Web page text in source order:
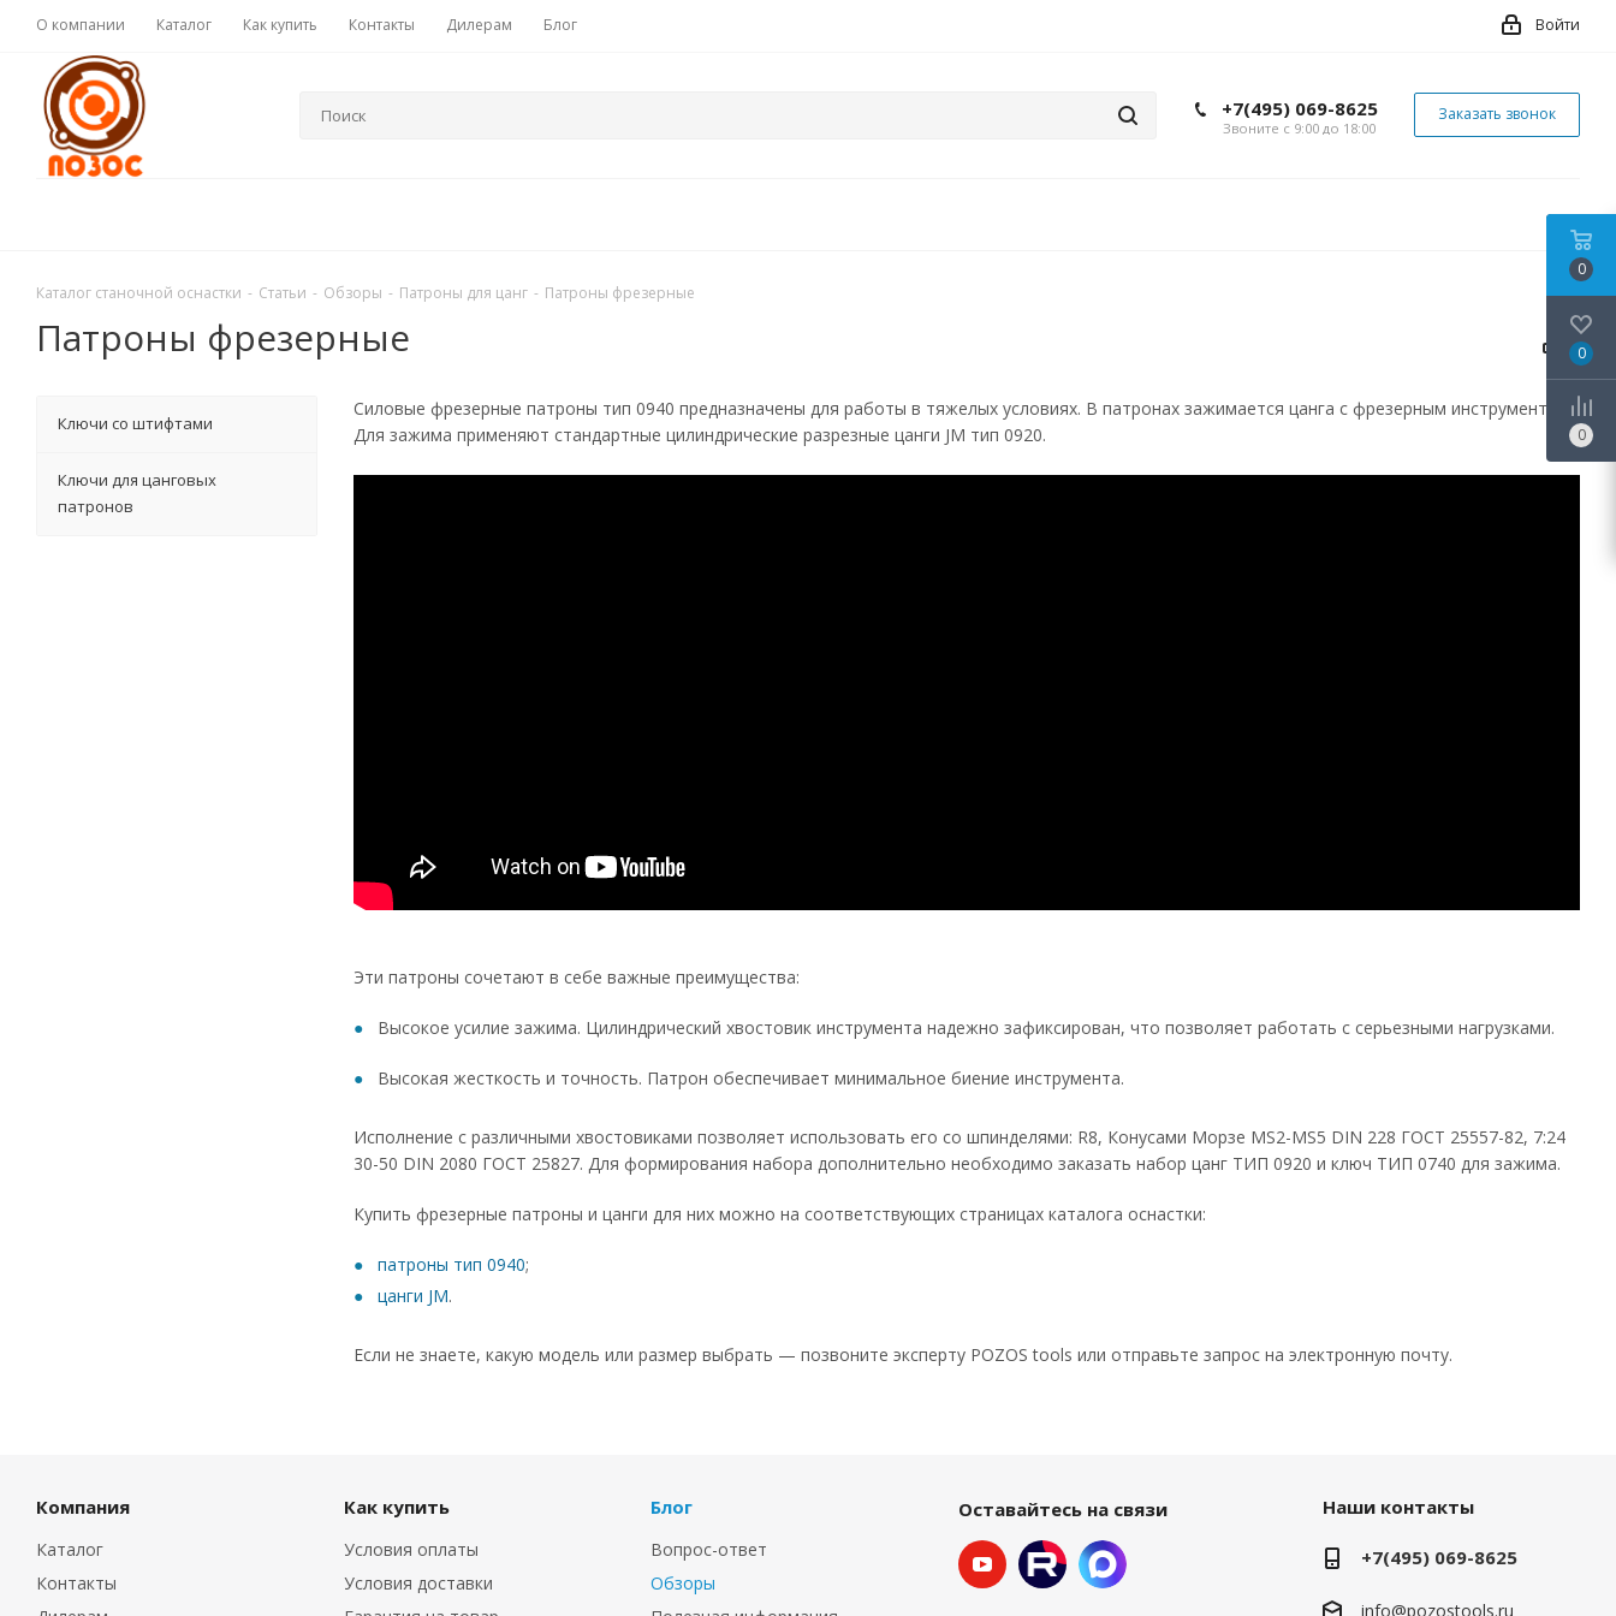
О компании Каталог Как купить Контакты Дилерам Блог Войти
+7(495) 069-8625
Звоните с 9:00 до 18:00
Заказать звонок
Каталог станочной оснастки - Статьи - Обзоры - Патроны для цанг - Патроны фрезерные
Патроны фрезерные
Силовые фрезерные патроны тип 0940 предназначены для работы в тяжелых условиях. В патронах зажимается цанга с фрезерным инструментом.
Для зажима применяют стандартные цилиндрические разрезные цанги JM тип 0920.
Эти патроны сочетают в себе важные преимущества:
Высокое усилие зажима. Цилиндрический хвостовик инструмента надежно зафиксирован, что позволяет работать с серьезными нагрузками.
Высокая жесткость и точность. Патрон обеспечивает минимальное биение инструмента.
Исполнение с различными хвостовиками позволяет использовать его со шпинделями: R8, Конусами Морзе MS2-MS5 DIN 228 ГОСТ 25557-82, 7:24
30-50 DIN 2080 ГОСТ 25827. Для формирования набора дополнительно необходимо заказать набор цанг ТИП 0920 и ключ ТИП 0740 для зажима.
Купить фрезерные патроны и цанги для них можно на соответствующих страницах каталога оснастки:
патроны тип 0940;
цанги JM.
Если не знаете, какую модель или размер выбрать — позвоните эксперту POZOS tools или отправьте запрос на электронную почту.
Ключи со штифтами
Ключи для цанговых
патронов
Компания
Каталог
Контакты
Как купить
Условия оплаты
Условия доставки
Блог
Вопрос-ответ
Обзоры
Оставайтесь на связи Наши контакты
+7(495) 069-8625
info@pozostools.ru
0
0
0